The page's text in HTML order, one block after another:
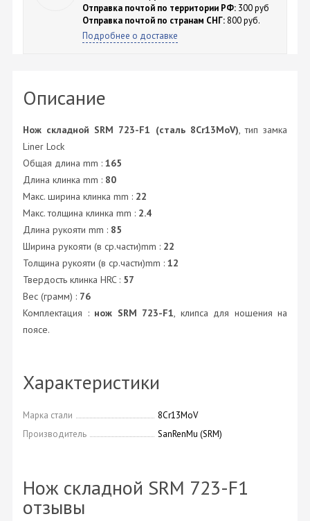
Отправка почтой по территории РФ: 300 руб
Отправка почтой по странам СНГ: 800 руб.
Подробнее о доставке
Описание
Нож складной SRM 723-F1 (сталь 8Cr13MoV), тип замка
Liner Lock
Общая длина mm : 165
Длина клинка mm : 80
Макс. ширина клинка mm : 22
Макс. толщина клинка mm : 2.4
Длина рукояти mm : 85
Ширина рукояти (в ср.части)mm : 22
Толщина рукояти (в ср.части)mm : 12
Твердость клинка HRC : 57
Вес (грамм) : 76
Комплектация : нож SRM 723-F1, клипса для ношения на
поясе.
Характеристики
Марка стали
8Cr13MoV
Производитель
SanRenMu (SRM)
Нож складной SRM 723-F1
отзывы